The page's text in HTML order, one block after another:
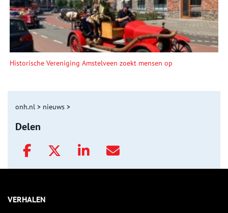
Historische Vereniging Amstelveen zoekt mensen op
onh.nl > nieuws >
Delen
VERHALEN